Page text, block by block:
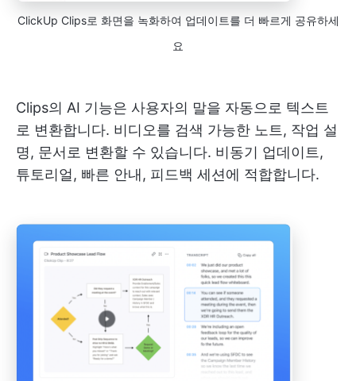
ClickUp Clips로 화면을 녹화하여 업데이트를 더 빠르게 공유하세
요
Clips의 AI 기능은 사용자의 말을 자동으로 텍스트
로 변환합니다. 비디오를 검색 가능한 노트, 작업 설
명, 문서로 변환할 수 있습니다. 비동기 업데이트,
튜토리얼, 빠른 안내, 피드백 세션에 적합합니다.